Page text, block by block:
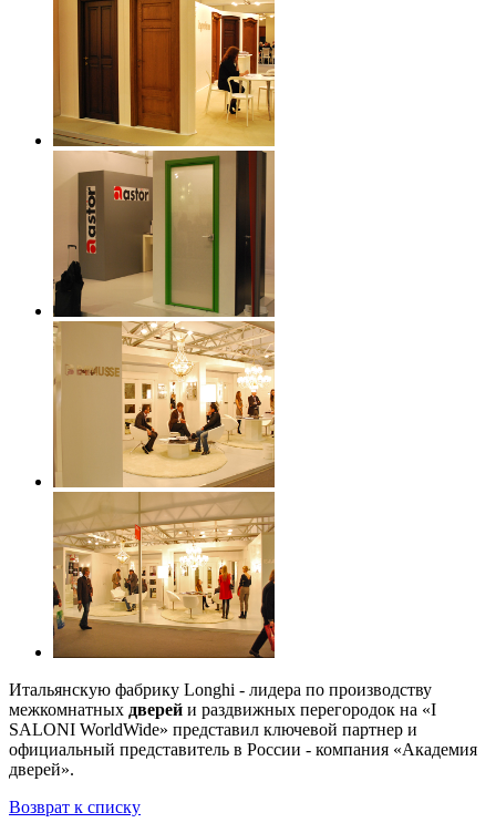
Итальянскую фабрику Longhi - лидера по производству
межкомнатных дверей и раздвижных перегородок на «I
SALONI WorldWide» представил ключевой партнер и
официальный представитель в России - компания «Академия
дверей».
Возврат к списку